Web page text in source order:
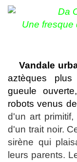
Une fresque
Vandale
aztèques
gueule
robots venus
d'un art
d'un trait noir.
sirène qui
leurs parents.